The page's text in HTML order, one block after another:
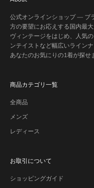
公式オンラインショップ — ブ
方の要望にお応えする国内最
ヴィンテージをはじめ、人気
ンテイストなど幅広いライン
あなたのお気にりの1着が探せ
商品カテゴリ一覧
全商品
メンズ
レディース
お取引について
ショッピングガイド